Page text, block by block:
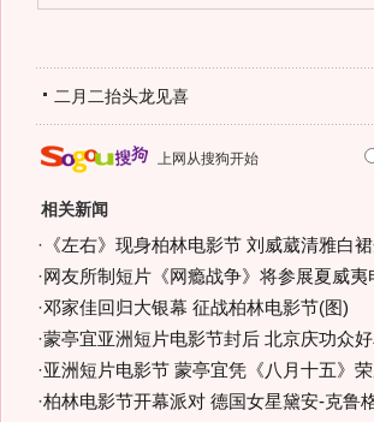
二月二抬头龙见喜
上网从搜狗开始
相关新闻
· 《左右》现身柏林电影节 刘威葳清雅白
·网友所制短片《网瘾战争》将参展夏威夷
·邓家佳回归大银幕 征战柏林电影节(图)
·蒙亭宜亚洲短片电影节封后 北京庆功众
·亚洲短片电影节 蒙亭宜凭《八月十五》
·柏林电影节开幕派对 德国女星黛安-克鲁